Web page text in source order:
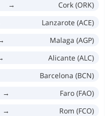
→
Cork (ORK)
Lanzarote (ACE)
Malaga (AGP)
Alicante (ALC)
Barcelona (BCN)
→
Faro (FAO)
→
Rom (FCO)